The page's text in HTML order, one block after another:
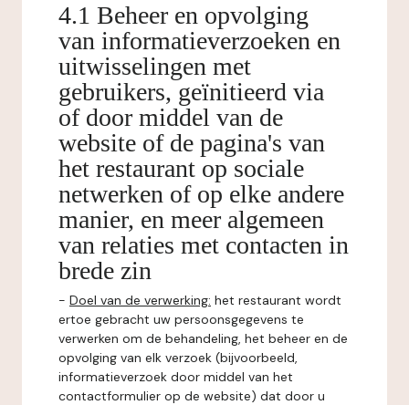
4.1 Beheer en opvolging
van informatieverzoeken en
uitwisselingen met
gebruikers, geïnitieerd via
of door middel van de
website of de pagina's van
het restaurant op sociale
netwerken of op elke andere
manier, en meer algemeen
van relaties met contacten in
brede zin
- Doel van de verwerking: het restaurant wordt
ertoe gebracht uw persoonsgegevens te
verwerken om de behandeling, het beheer en de
opvolging van elk verzoek (bijvoorbeeld,
informatieverzoek door middel van het
contactformulier op de website) dat door u